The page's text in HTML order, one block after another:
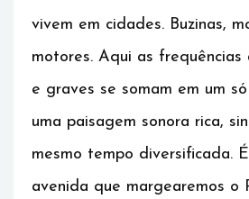
vivem em cidades. Buzinas,
motores. Aqui as frequências
e graves se somam em um
uma paisagem sonora rica,
mesmo tempo diversificada.
avenida que margearemos o